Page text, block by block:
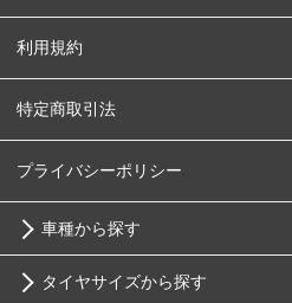
利用規約
特定商取引法
プライバシーポリシー
車種から探す
トヨタ
タイヤサイズから探す